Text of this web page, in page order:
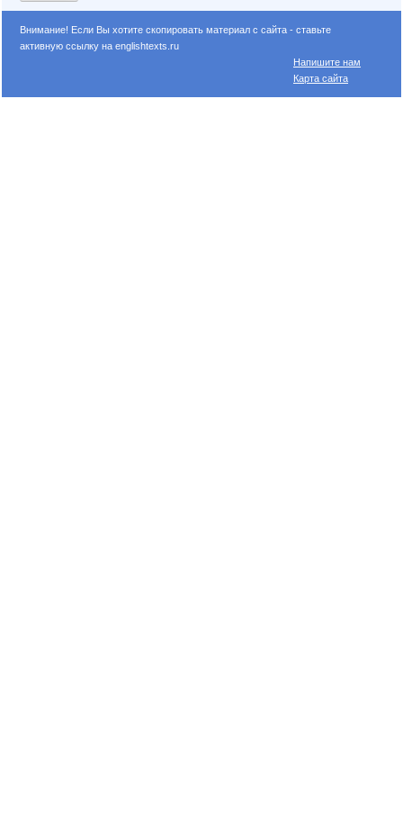
Внимание! Если Вы хотите скопировать материал с сайта - ставьте
активную ссылку на englishtexts.ru
Напишите нам
Карта сайта